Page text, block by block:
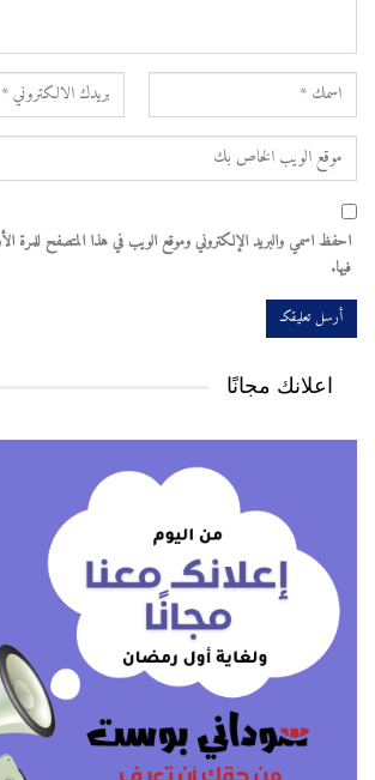
احفظ اسمي والبريد الإلكتروني وموقع الويب في هذا المتصفح للمرة
فيها.
اعلانك مجانًا